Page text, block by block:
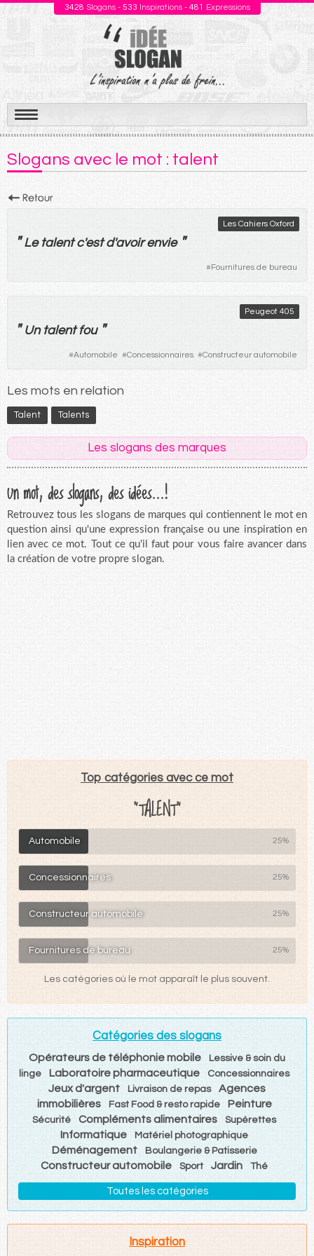
3428 Slogans - 533 Inspirations - 481 Expressions
Aller
au
contenu
Slogans avec le mot : talent
Les Cahiers Oxford
" Le talentc'estd'avoir envie "
#Fournitures de bureau
Peugeot 405
" Un talent fou "
#Automobile #Concessionnaires #Constructeur automobile
Les mots en relation
Talent Talents
Les slogans des marques
Un mot, des slogans, des idées...!
Retrouvez tous les slogans de marques qui contiennent le mot en
question ainsi qu'une expression française ou une inspiration en
lien avec ce mot. Tout ce qu'il faut pour vous faire avancer dans
la création de votre propre slogan.
Top catégories avec ce mot
"TALENT"
Automobile 25%
Concessionnaires 25%
Constructeur automobile 25%
Fournitures de bureau 25%
Les catégories où le mot apparaît le plus souvent.
Catégories des slogans
Opérateurs de téléphonie mobile
Lessive & soin du
linge
Laboratoire pharmaceutique Concessionnaires
Jeux d'argent Livraison de repas
Agences
immobilières
Fast Food & resto rapide Peinture
Sécurité Compléments alimentaires Supérettes
Informatique Matériel photographique
Déménagement Boulangerie & Patisserie
Constructeur automobile Sport Jardin Thé
Toutes les catégories
Inspiration